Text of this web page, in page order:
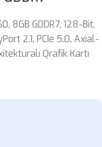
8GB GDDR7, 128-Bit,
2.1, PCIe 5.0, Axial-
Qrafik Kartı